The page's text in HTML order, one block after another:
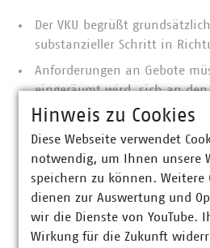
Der VKU begrüßt
substanzieller Schritt in
Anforderungen an Gebote
eingeräumt wird, sich an den
vorgesehenen Bedingungen
Die vorgeschlagenen
genehmigungsrechtliche
Angebote für die Säule
Dekarbonisierung abgeben
schwer finanzierbar sind.
Hinweis zu Cookies
Diese Webseite verwendet
notwendig, um Ihnen unsere
speichern zu können.
dienen zur Auswertung und
wir die Dienste von YouTube.
Wirkung für die Zukunft